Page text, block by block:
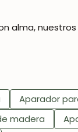
alma,
Aparador
madera